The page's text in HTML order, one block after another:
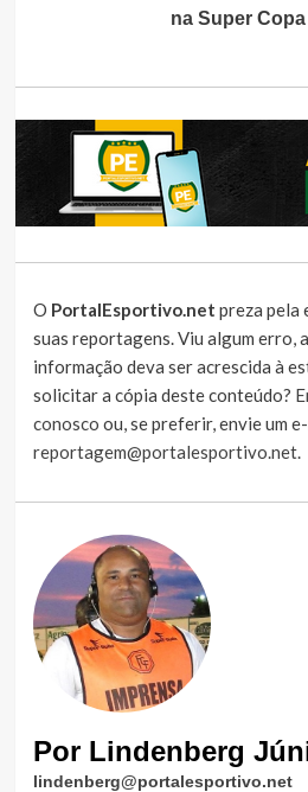
na Super
O PortalEsportivo.net preza pela
suas reportagens. Viu algum erro,
informação deva ser acrescida à
solicitar a cópia deste conteúdo?
conosco ou, se preferir, envie um
reportagem@portalesportivo.net.
Por Lindenberg
lindenberg@portalesportivo.net